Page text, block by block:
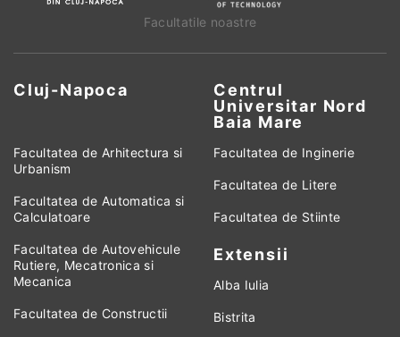
Facultatile noastre
Cluj-Napoca
Centrul
Universitar Nord
Baia Mare
Facultatea de Arhitectura si
Urbanism
Facultatea de Automatica si
Calculatoare
Facultatea de Autovehicule
Rutiere, Mecatronica si
Mecanica
Facultatea de Constructii
Facultatea de Inginerie
Facultatea de Litere
Facultatea de Stiinte
Extensii
Alba Iulia
Bistrita